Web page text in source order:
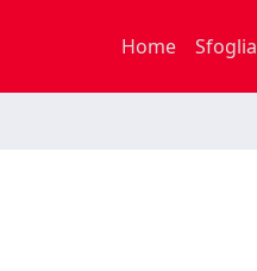
Home Sfoglia